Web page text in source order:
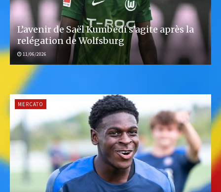
L’avenir de Saël Kumbedi s’agite après la
relégation de Wolfsburg
11/06/2026
MERCATO